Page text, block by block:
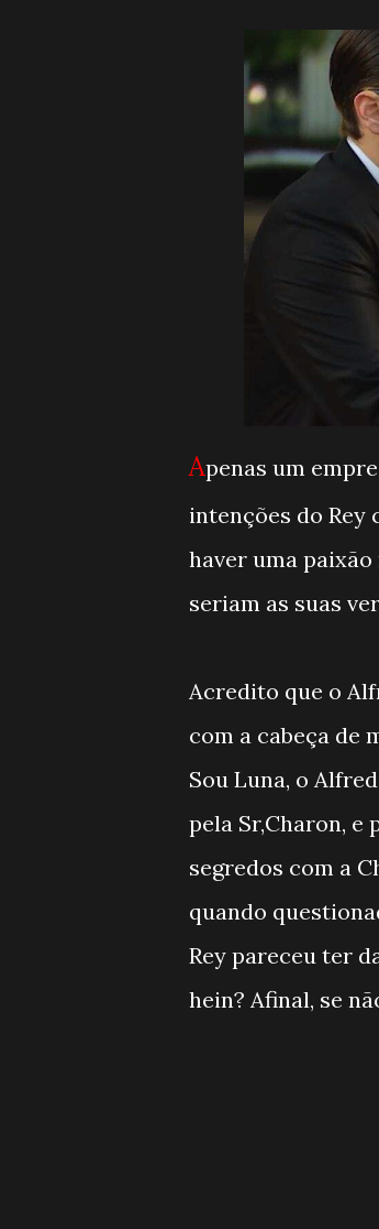
Apenas um
intenções do Rey
haver uma
seriam as suas
Acredito que o
com a cabeça de
Sou Luna, o
pela Sr,Charon,
segredos com a
quando
Rey pareceu ter
hein? Afinal, se